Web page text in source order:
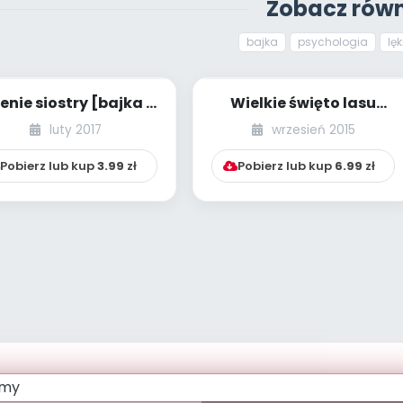
Zobacz
bajka psychologia
siostry [bajka o
tolerancji]
luty 2017
Pobierz lub kup3.99 zł
Wielkie święto lasu
[bajka
psychoedukacyjna +
zabawy i ...
wrzesień 2015
Pobierz lub kup 6.99 zł